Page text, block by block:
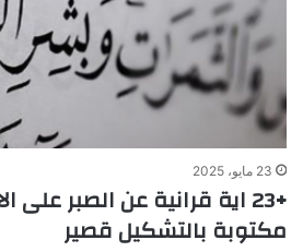
23 مايو، 2025
+23 اية قرانية عن الصبر على
مكتوبة بالتشكيل قصير